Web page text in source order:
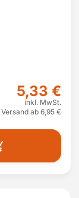
5,33 €
inkl. MwSt.
Versand ab 6,95 €